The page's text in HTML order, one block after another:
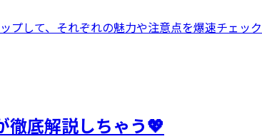
プして、それぞれの魅力や注意点を爆速チェッ
徹底解説しちゃう💖